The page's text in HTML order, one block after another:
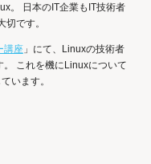
。 日本のIT企業もIT技術者
です。
講座」にて、Linuxの技術者
これを機にLinuxについて
います。